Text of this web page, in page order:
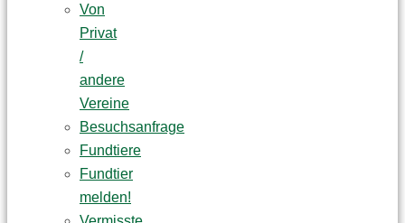
Von
Privat
/
andere
Vereine
Besuchsanfrage
Fundtiere
Fundtier
melden!